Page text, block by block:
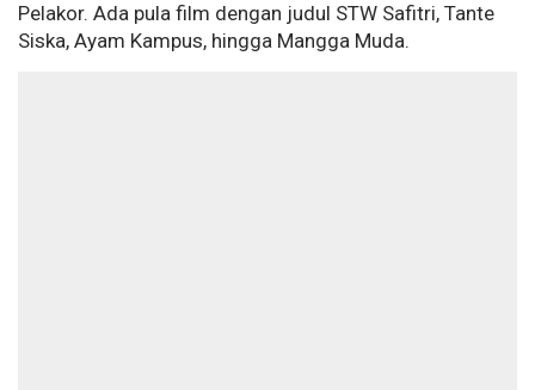
Pelakor. Ada pula film dengan judul STW Safitri, Tante
Siska, Ayam Kampus, hingga Mangga Muda.